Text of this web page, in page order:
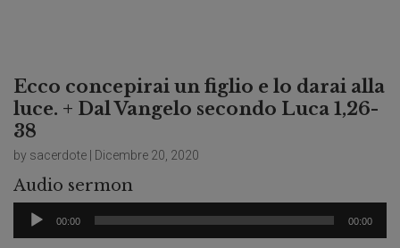
Ecco concepirai un figlio e lo darai alla
luce. + Dal Vangelo secondo Luca 1,26-
38
by sacerdote | Dicembre 20, 2020
Audio sermon
Audio
Player
00:00 00:00